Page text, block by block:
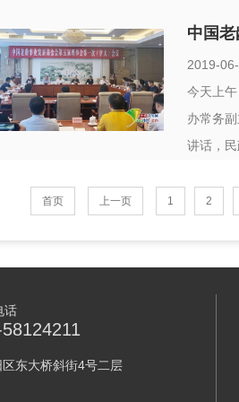
中国
2019-
今天上
办常务
讲话，
首页 上一页 1 2
话
东大桥斜街4号二层